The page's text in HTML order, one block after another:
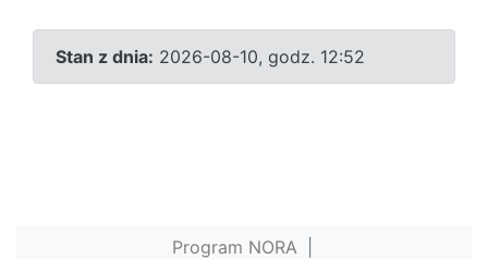
Stan z dnia: 2026-08-10, godz. 12:52
Program NORA